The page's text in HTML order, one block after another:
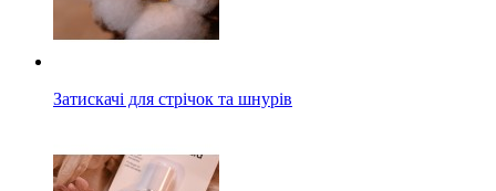
Затискачі для стрічок та шнурів